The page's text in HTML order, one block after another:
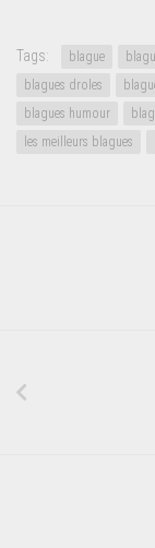
Tags: blague
blagues droles
blagues humour
les meilleurs blagues